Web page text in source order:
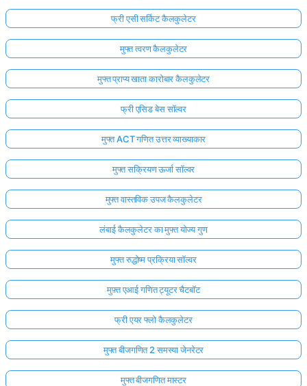
फ्री एसी सर्किट कैलकुलेटर
मुफ्त त्वरण कैलकुलेटर
मुफ्त प्राप्य खाता कारोबार कैलकुलेटर
फ्री एसिड बेस सॉल्वर
मुफ्त ACT गणित उत्तर व्याख्याकार
मुफ्त सक्रियण ऊर्जा सॉल्वर
मुफ्त वास्तविक उपज कैलकुलेटर
लंबाई कैलकुलेटर का मुफ्त योज्य गुण
मुफ्त रुद्धोष्म प्रक्रिया सॉल्वर
मुफ़्त एआई गणित ट्यूटर चैटबॉट
फ्री एयर फ्लो कैलकुलेटर
मुफ्त बीजगणित 2 समस्या जेनरेटर
मुफ्त बीजगणित मास्टर